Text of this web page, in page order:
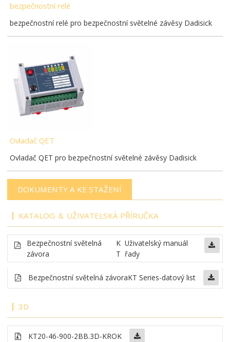
bezpečnostní relé
bezpečnostní relé pro bezpečnostní světelné závěsy Dadisick
Ovladač QET
Ovladač QET pro bezpečnostní světelné závěsy Dadisick
DOKUMENTY A KE STAŽENÍ
KATALOG ＆ UŽIVATELSKÁ PŘÍRUČKA
Bezpečnostní světelná
závora
K
T
Uživatelský manuál
řady
Bezpečnostní světelná závoraKT Series-datový list
3D
KT20-46-900-2BB.3D-KROK